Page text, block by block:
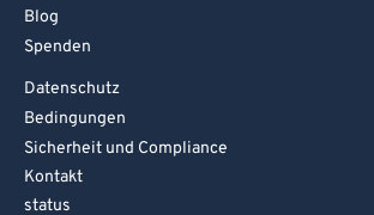
Blog
Spenden
Datenschutz
Bedingungen
Sicherheit und Compliance
Kontakt
status